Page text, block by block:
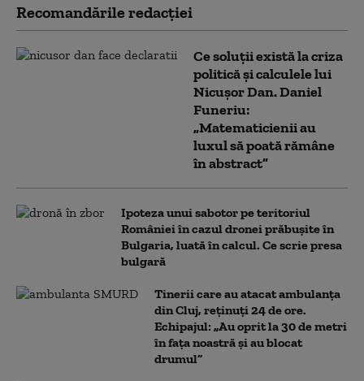
Recomandările redacţiei
Ce soluții există la criza
politică și calculele lui
Nicușor Dan. Daniel
Funeriu:
„Matematicienii au
luxul să poată rămâne
în abstract”
Ipoteza unui sabotor pe teritoriul
României în cazul dronei prăbușite în
Bulgaria, luată în calcul. Ce scrie presa
bulgară
Tinerii care au atacat ambulanța
din Cluj, reținuți 24 de ore.
Echipajul: „Au oprit la 30 de metri
în fața noastră și au blocat
drumul”